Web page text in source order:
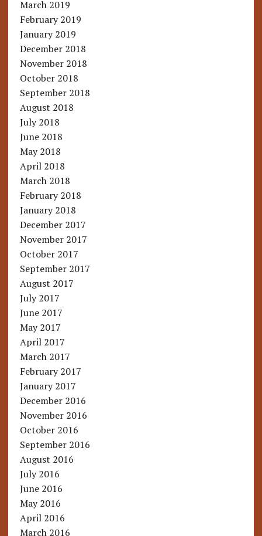
March 2019
February 2019
January 2019
December 2018
November 2018
October 2018
September 2018
August 2018
July 2018
June 2018
May 2018
April 2018
March 2018
February 2018
January 2018
December 2017
November 2017
October 2017
September 2017
August 2017
July 2017
June 2017
May 2017
April 2017
March 2017
February 2017
January 2017
December 2016
November 2016
October 2016
September 2016
August 2016
July 2016
June 2016
May 2016
April 2016
March 2016